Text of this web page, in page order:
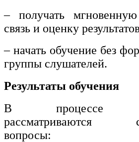
– получать
связь и оценку
– начать обучение без
группы слушателей.
Результаты обучения
В процессе
рассматриваются
вопросы: